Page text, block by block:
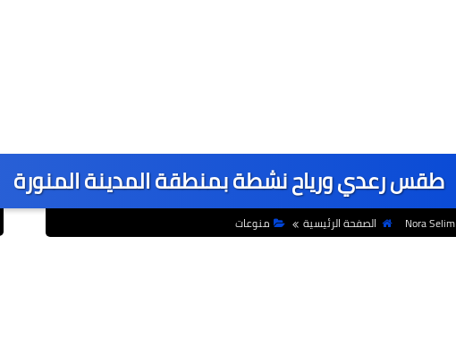
طقس رعدي ورياح نشطة بمنطقة المدينة المنورة
Nora Selim الصفحة الرئيسية منوعات